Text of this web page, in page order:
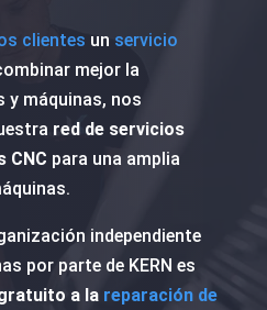
clientes un servicio
mejor la
y máquinas, nos
red de servicios
CNC para una amplia
independiente
por parte de KERN es
a la reparación de